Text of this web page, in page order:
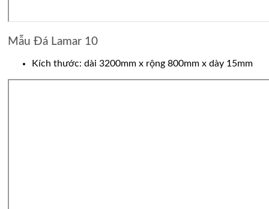
Mẫu Đá Lamar 10
Kích thước: dài 3200mm x rộng 800mm x dày 15mm